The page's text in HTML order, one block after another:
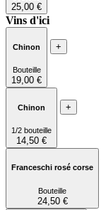
25,00 €
Vins d'ici
Chinon
Bouteille
19,00 €
+
Chinon
1/2 bouteille
14,50 €
+
Franceschi rosé corse
Bouteille
24,50 €